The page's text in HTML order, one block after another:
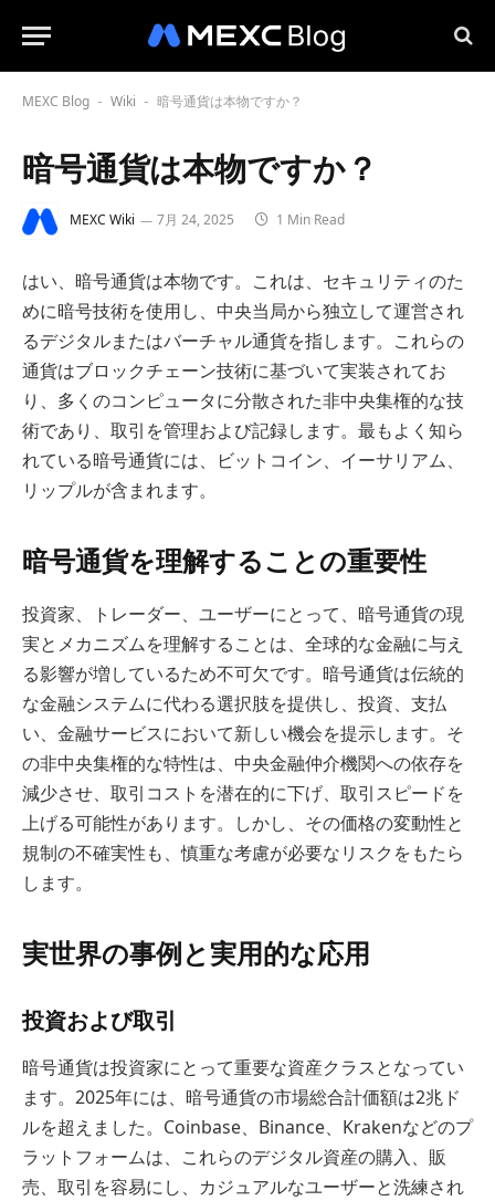
MEXC Blog - Wiki - 暗号通貨は本物ですか？
暗号通貨は本物ですか？
MEXC Wiki 7月 24, 2025 1 Min Read
はい、暗号通貨は本物です。これは、セキュリティのた
めに暗号技術を使用し、中央当局から独立して運営され
るデジタルまたはバーチャル通貨を指します。これらの
通貨はブロックチェーン技術に基づいて実装されてお
り、多くのコンピュータに分散された非中央集権的な技
術であり、取引を管理および記録します。最もよく知ら
れている暗号通貨には、ビットコイン、イーサリアム、
リップルが含まれます。
暗号通貨を理解することの重要性
投資家、トレーダー、ユーザーにとって、暗号通貨の現
実とメカニズムを理解することは、全球的な金融に与え
る影響が増しているため不可欠です。暗号通貨は伝統的
な金融システムに代わる選択肢を提供し、投資、支払
い、金融サービスにおいて新しい機会を提示します。そ
の非中央集権的な特性は、中央金融仲介機関への依存を
減少させ、取引コストを潜在的に下げ、取引スピードを
上げる可能性があります。しかし、その価格の変動性と
規制の不確実性も、慎重な考慮が必要なリスクをもたら
します。
実世界の事例と実用的な応用
投資および取引
暗号通貨は投資家にとって重要な資産クラスとなってい
ます。2025年には、暗号通貨の市場総合計価額は2兆ド
ルを超えました。Coinbase、Binance、Krakenなどのプ
ラットフォームは、これらのデジタル資産の購入、販
売、取引を容易にし、カジュアルなユーザーと洗練され